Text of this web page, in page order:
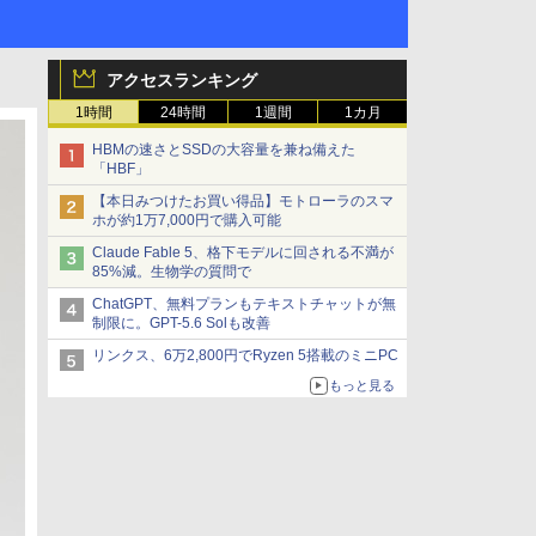
アクセスランキング
1時間 24時間 1週間 1カ月
HBMの速さとSSDの大容量を兼ね備えた
「HBF」
【本日みつけたお買い得品】モトローラのスマ
ホが約1万7,000円で購入可能
Claude Fable 5、格下モデルに回される不満が
85%減。生物学の質問で
ChatGPT、無料プランもテキストチャットが無
制限に。GPT-5.6 Solも改善
リンクス、6万2,800円でRyzen 5搭載のミニPC
もっと見る